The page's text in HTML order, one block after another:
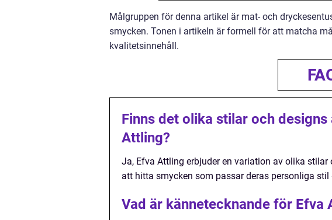
Målgruppen för denna artikel är mat- och
smycken. Tonen i artikeln är formell för att matcha
kvalitetsinnehåll.
Finns det olika stilar och
Attling?
Ja, Efva Attling erbjuder en variation av olika
att hitta smycken som passar deras personliga stil
Vad är kännetecknande för Efva